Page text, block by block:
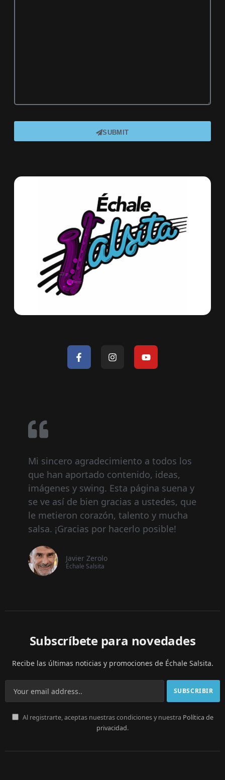
SUBMIT
Mi sincero agradecimiento a todos los
que han aportado contenido, ideas,
imágenes y swing. Esta página suena y
se ve así de bien gracias a ustedes, que
le metieron corazón, talento y mucha
salsa. ¡Gracias por hacerlo posible!
Javier Zerolo
Échale Salsita
Subscríbete para novedades
Recibe las últimas noticias y promociones de Échale Salsita.
Al registrarte, aceptas nuestras condiciones y nuestra Política de
privacidad.